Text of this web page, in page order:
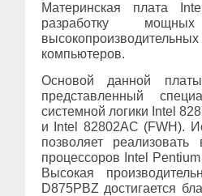
Материнская плата
разработку
компьютеров.
Основой данной
представленный
системной логики Intel
и Intel 82802AC (FWH).
позволяет
процессоров Intel
Высокая
D875PBZ достигается